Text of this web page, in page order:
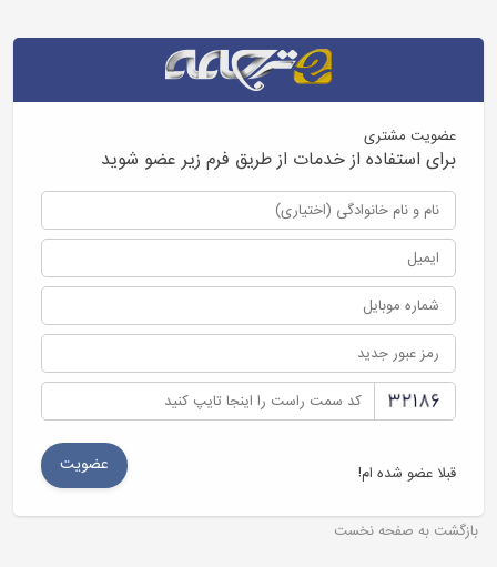
عضویت مشتری
برای استفاده از خدمات از طریق فرم زیر عضو شوید
قبلا عضو شده ام!
بازگشت به صفحه نخست